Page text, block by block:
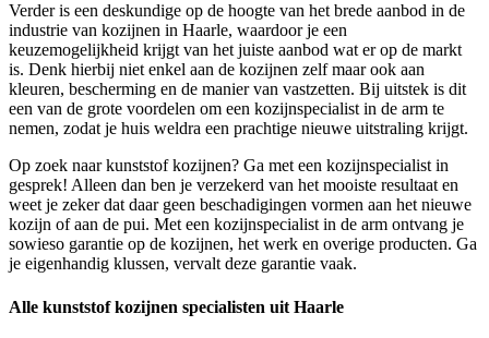
Verder is een deskundige op de hoogte van het brede aanbod in de
industrie van kozijnen in Haarle, waardoor je een
keuzemogelijkheid krijgt van het juiste aanbod wat er op de markt
is. Denk hierbij niet enkel aan de kozijnen zelf maar ook aan
kleuren, bescherming en de manier van vastzetten. Bij uitstek is dit
een van de grote voordelen om een kozijnspecialist in de arm te
nemen, zodat je huis weldra een prachtige nieuwe uitstraling krijgt.
Op zoek naar kunststof kozijnen? Ga met een kozijnspecialist in
gesprek! Alleen dan ben je verzekerd van het mooiste resultaat en
weet je zeker dat daar geen beschadigingen vormen aan het nieuwe
kozijn of aan de pui. Met een kozijnspecialist in de arm ontvang je
sowieso garantie op de kozijnen, het werk en overige producten. Ga
je eigenhandig klussen, vervalt deze garantie vaak.
Alle kunststof kozijnen specialisten uit Haarle